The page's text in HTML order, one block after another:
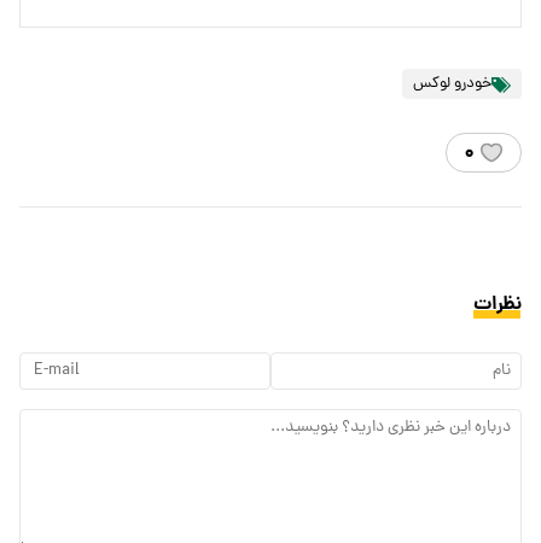
خودرو لوکس
۰
نظرات